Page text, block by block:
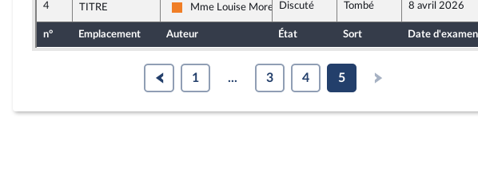
4 TITRE
Les Démocrates
Mme Louise Morel Discuté Tombé 8 avril 2026
n° Emplacement Auteur État Sort Date d'examen
1 ... 3 4 5